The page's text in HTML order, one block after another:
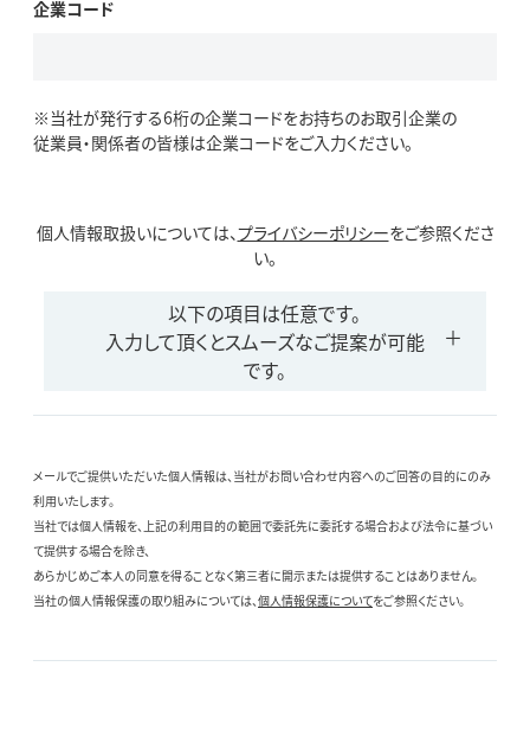
企業コード
※当社が発行する6桁の企業コードをお持ちのお取引企業の
従業員・関係者の皆様は企業コードをご入力ください。
個人情報取扱いについては、プライバシーポリシーをご参照くださ
い。
以下の項目は任意です。
入力して頂くとスムーズなご提案が可能
です。
メールでご提供いただいた個人情報は、当社がお問い合わせ内容へのご回答の目的にのみ
利用いたします。
当社では個人情報を、上記の利用目的の範囲で委託先に委託する場合および法令に基づい
て提供する場合を除き、
あらかじめご本人の同意を得ることなく第三者に開示または提供することはありません。
当社の個人情報保護の取り組みについては、個人情報保護についてをご参照ください。